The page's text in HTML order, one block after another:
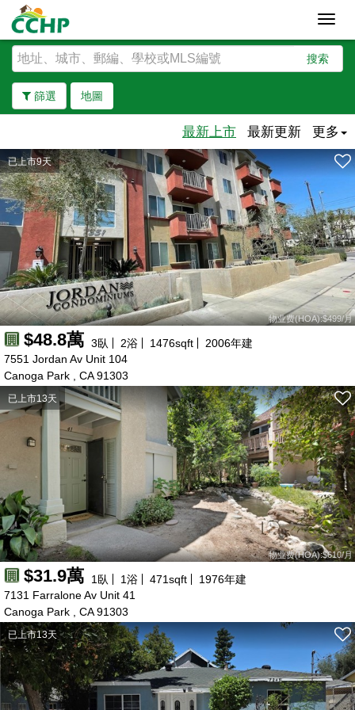
搜索
篩選 地圖
49萬
95萬
32萬
100萬
67萬
41萬
40萬
34萬
40萬
47萬
66萬
35萬
35萬35萬
58萬
120萬
95萬
49萬
1350萬
130萬
57萬
115萬
170萬
159萬
253萬
105萬
90萬
85萬
去除邊界
最新上市 最新更新 更多
已上市9天
物业费(HOA):$499/月
$48.8萬 3臥 2浴 1476sqft 2006年建
7551 Jordan Av Unit 104
Canoga Park , CA 91303
已上市13天
物业费(HOA):$610/月
$31.9萬 1 臥 1浴 471sqft 1976年建
7131 Farralone Av Unit 41
Canoga Park , CA 91303
已上市13天